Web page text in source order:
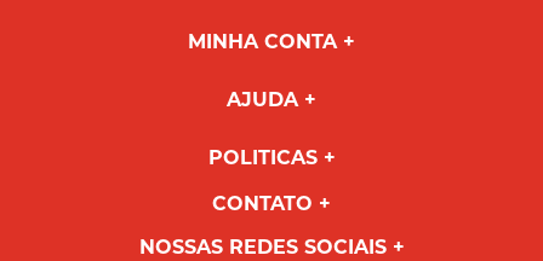
MINHA CONTA
AJUDA
POLITICAS
CONTATO
NOSSAS REDES SOCIAIS